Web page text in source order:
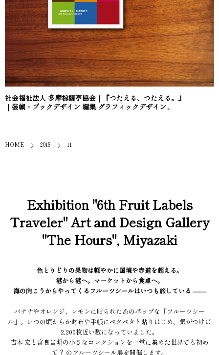
社会福祉法人 多摩棕櫚亭協会｜『つたえる、つたえる。』
｜装幀・ブックデザイン 編集 グラフィックデザイン...
HOME 2018 11
Exhibition "6th Fruit Labels
Traveler" Art and Design Gallery
"The Hours", Miyazaki
色とりどりの果物は軽やかに国境や赤道を超える。
港から港へ。マーケットから食卓へ。
海の向こうからやってくるフルーツシールはいつも旅している ––––
バナナやオレンジ、レモンに貼られたあのポップな「フルーツシー
ル」。いつの頃からか財布や手帳にペタペタと貼りはじめ、気がつけば
2,200枚近い数になっていました。
吉本 宏と宮良当明の小さなコレクションを一堂に集めた世界でも初め
て？ のフルーツシール展を開催します。